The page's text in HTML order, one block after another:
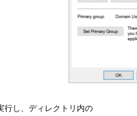
行し、ディレクトリ内の